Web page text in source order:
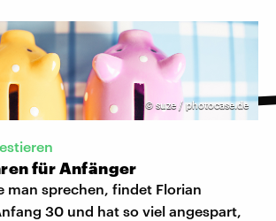
© suze / photocase.de
für Anfänger
man sprechen, findet Florian
30 und hat so viel angespart,